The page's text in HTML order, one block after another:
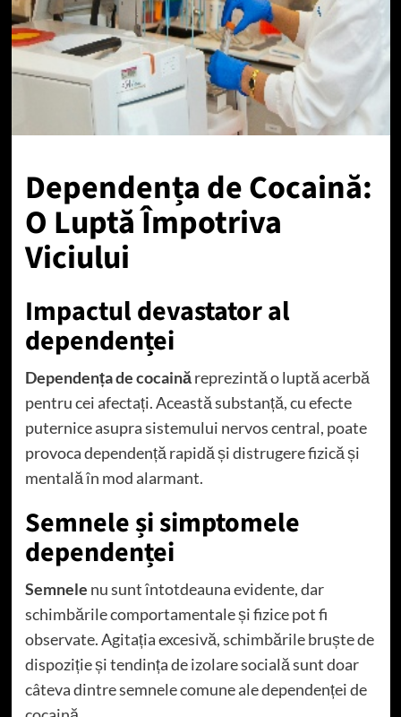
Dependența de Cocaină:
O Luptă Împotriva
Viciului
Impactul devastator al
dependenței
Dependența de cocainăreprezintă o luptă acerbă
pentru cei afectați. Această substanță, cu efecte
puternice asupra sistemului nervos central, poate
provoca dependență rapidă și distrugere fizică și
mentală în mod alarmant.
Semnele și simptomele
dependenței
Semnele nu sunt întotdeauna evidente, dar
schimbările comportamentale și fizice pot fi
observate. Agitația excesivă, schimbările bruște de
dispoziție și tendința de izolare socială sunt doar
câteva dintre semnele comune ale dependenței de